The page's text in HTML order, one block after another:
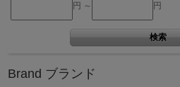
円 ～
円
Brand ブランド